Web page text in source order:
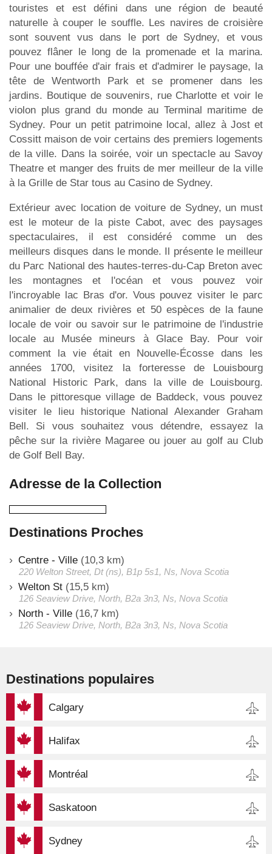
touristes et est défini dans une région de beauté
naturelle à couper le souffle. Les navires de croisière
sont souvent vus dans le port de Sydney, et vous
pouvez flâner le long de la promenade et la marina.
Pour une bouffée d'air frais et d'admirer le paysage, la
tête de Wentworth Park et se promener dans les
jardins. Boutique de souvenirs, rue Charlotte et voir le
violon plus grand du monde au Terminal maritime de
Sydney. Pour un petit patrimoine local, allez à Jost et
Cossitt maison de voir certains des premiers logements
de la ville. Dans la soirée, voir un spectacle au Savoy
Theatre et manger des fruits de mer meilleur de la ville
à la Grille de Star tous au Casino de Sydney.
Extérieur avec location de voiture de Sydney, un must
est le moteur de la piste Cabot, avec des paysages
spectaculaires, il est considéré comme un des
meilleurs disques dans le monde. Il présente le meilleur
du Parc National des hautes-terres-du-Cap Breton avec
les montagnes et l'océan et vous pouvez voir
l'incroyable lac Bras d'or. Vous pouvez visiter le parc
animalier de deux rivières et 50 espèces de la faune
locale de voir ou savoir sur le patrimoine de l'industrie
locale au Musée mineurs à Glace Bay. Pour voir
comment la vie était en Nouvelle-Écosse dans les
années 1700, visitez la forteresse de Louisbourg
National Historic Park, dans la ville de Louisbourg.
Dans le pittoresque village de Baddeck, vous pouvez
visiter le lieu historique National Alexander Graham
Bell. Si vous souhaitez vous détendre, essayez la
pêche sur la rivière Magaree ou jouer au golf au Club
de Golf Bell Bay.
Adresse de la Collection
Destinations Proches
Centre - Ville (10,3 km)
220 Welton Street, Dt (ns), B1p 5s1, Ns, Nova Scotia
Welton St (15,5 km)
126 Seaview Drive, North, B2a 3n3, Ns, Nova Scotia
North - Ville (16,7 km)
126 Seaview Drive, North, B2a 3n3, Ns, Nova Scotia
Destinations populaires
Calgary
Halifax
Montréal
Saskatoon
Sydney